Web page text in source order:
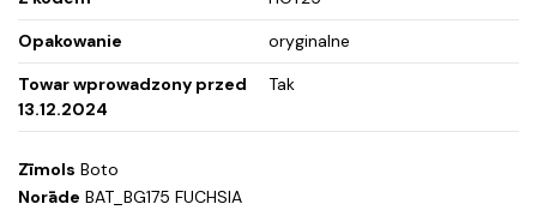
Opakowanie
oryginalne
Towar wprowadzony przed
13.12.2024
Tak
Zīmols Boto
Norāde BAT_BG175 FUCHSIA